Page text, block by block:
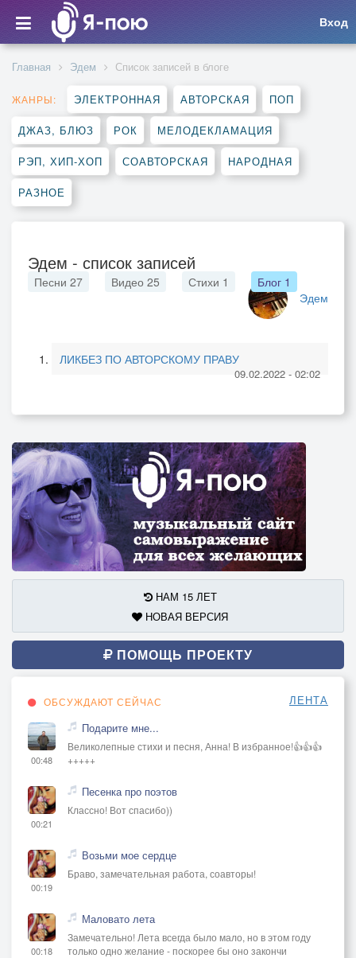
Вход
Главная Эдем Список записей в блоге
ЖАНРЫ: ЭЛЕКТРОННАЯ АВТОРСКАЯ ПОП
ДЖАЗ, БЛЮЗ РОК МЕЛОДЕКЛАМАЦИЯ
РЭП, ХИП-ХОП СОАВТОРСКАЯ НАРОДНАЯ
РАЗНОЕ
Эдем - список записей
Эдем
Песни 27 Видео 25 Стихи 1 Блог 1
ЛИКБЕЗ ПО АВТОРСКОМУ ПРАВУ
09.02.2022 - 02:02
НАМ 15 ЛЕТ
НОВАЯ ВЕРСИЯ
ПОМОЩЬ ПРОЕКТУ
ОБСУЖДАЮТ СЕЙЧАС ЛЕНТА
00:48
Подарите мне...
Великолепные стихи и песня, Анна! В избранное!👍👍👍
+++++
00:21
Песенка про поэтов
Классно! Вот спасибо))
00:19
Возьми мое сердце
Браво, замечательная работа, соавторы!
00:18
Маловато лета
Замечательно! Лета всегда было мало, но в этом году
только одно желание - поскорее бы оно закончи